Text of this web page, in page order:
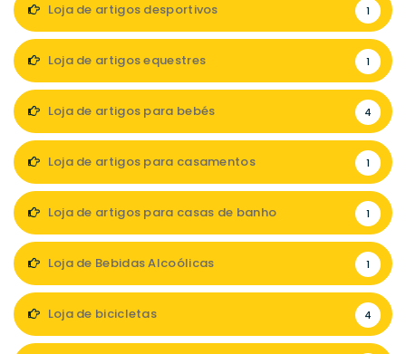
Loja de artigos desportivos 1
Loja de artigos equestres 1
Loja de artigos para bebés 4
Loja de artigos para casamentos 1
Loja de artigos para casas de banho 1
Loja de Bebidas Alcoólicas 1
Loja de bicicletas 4